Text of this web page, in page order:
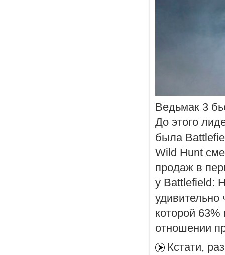
Ведьмак 3
До этого
была
Wild Hunt
продаж в
у Battlefield:
которой
отношении
Кстати,